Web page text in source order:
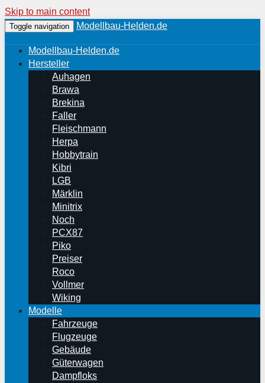
Skip to main content
Toggle navigation Modellbau-Helden.de
Modellbau-Helden.de
Hersteller
Auhagen
Brawa
Brekina
Faller
Fleischmann
Herpa
Hobbytrain
Kibri
LGB
Märklin
Minitrix
Noch
PCX87
Piko
Preiser
Roco
Vollmer
Wiking
Modelle
Fahrzeuge
Flugzeuge
Gebäude
Güterwagen
Dampfloks